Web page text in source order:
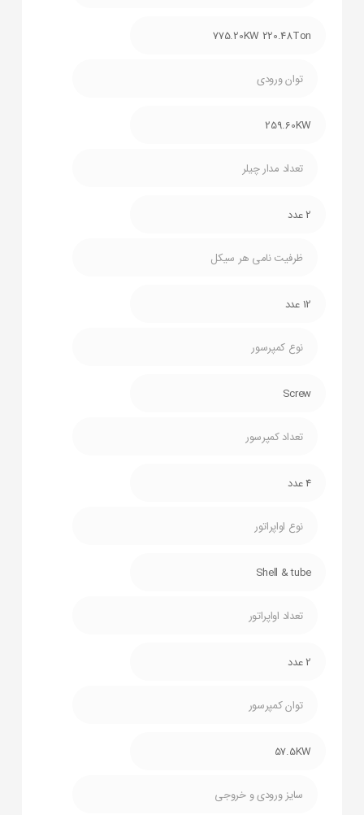
775.20KW 220.48Ton
توان ورودی
259.60KW
تعداد مدار چیلر
2 عدد
ظرفیت نامی هر سیکل
12 عدد
نوع کمپرسور
Screw
تعداد کمپرسور
4 عدد
نوع اواپراتور
Shell & tube
تعداد اواپراتور
2 عدد
توان کمپرسور
57.5KW
سایز ورودی و خروجی